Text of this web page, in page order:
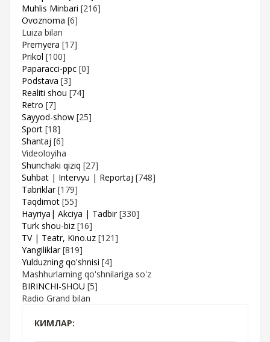
Muhlis Minbari [216]
Ovoznoma [6]
Luiza bilan
Premyera [17]
Prikol [100]
Paparacci-ppc [0]
Podstava [3]
Realiti shou [74]
Retro [7]
Sayyod-show [25]
Sport [18]
Shantaj [6]
Videoloyiha
Shunchaki qiziq [27]
Suhbat | Intervyu | Reportaj [748]
Tabriklar [179]
Taqdimot [55]
Hayriya| Akciya | Tadbir [330]
Turk shou-biz [16]
TV | Teatr, Kino.uz [121]
Yangiliklar [819]
Yulduzning qo'shnisi [4]
Mashhurlarning qo'shnilariga so'z
BIRINCHI-SHOU [5]
Radio Grand bilan
КИМЛАР: